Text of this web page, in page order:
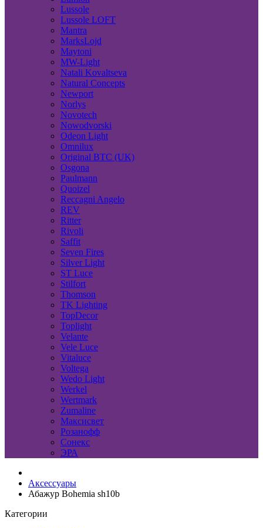
Lussole
Lussole LOFT
Mantra
MarksLojd
Maytoni
MW-Light
Natali Kovaltseva
Natural Concepts
Newport
Norlys
Novotech
Nowodvorski
Odeon Light
Omnilux
Original BTC (UK)
Osgona
Paulmann
Quoizel
Reccagni Angelo
REV
Ritter
Rivoli
Saffit
Seven Fires
Silver Light
ST Luce
Stilfort
Thomson
TK Lighting
TopDecor
Toplight
Velante
Vele Luce
Vitaluce
Voltega
Wedo Light
Werkel
Wertmark
Zumaline
Максисвет
Розанофф
Сонекс
ЭРА
Аксессуары
Абажур Bohemia sh10b
Категории